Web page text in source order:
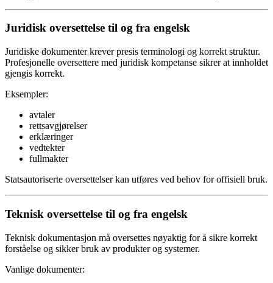
Juridisk oversettelse til og fra engelsk
Juridiske dokumenter krever presis terminologi og korrekt struktur.
Profesjonelle oversettere med juridisk kompetanse sikrer at innholdet
gjengis korrekt.
Eksempler:
avtaler
rettsavgjørelser
erklæringer
vedtekter
fullmakter
Statsautoriserte oversettelser kan utføres ved behov for offisiell bruk.
Teknisk oversettelse til og fra engelsk
Teknisk dokumentasjon må oversettes nøyaktig for å sikre korrekt
forståelse og sikker bruk av produkter og systemer.
Vanlige dokumenter: